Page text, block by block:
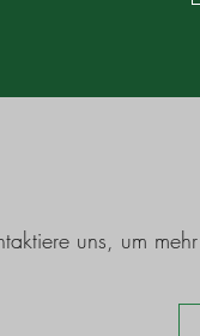
uns, um